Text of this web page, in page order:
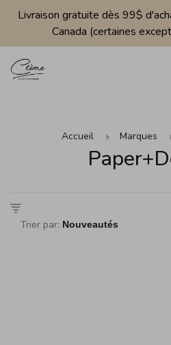
Livraison gratuite dès 99$
Canada (certaines
Accueil Marques
Trier par: